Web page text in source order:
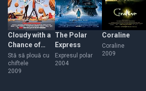
Cloudy with a
Chance of
Meatballs
Stă să plouă cu
chiftele
2009
The Polar
Express
Expresul polar
2004
Coraline
Coraline
2009